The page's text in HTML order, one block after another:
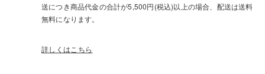
送につき商品代金の合計が5,500円(税込)以上の場合、配送は送料
無料になります。
詳しくはこちら